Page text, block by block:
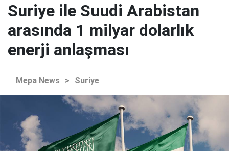
Suriye ile Suudi Arabistan
arasında 1 milyar dolarlık
enerji anlaşması
Mepa News > Suriye